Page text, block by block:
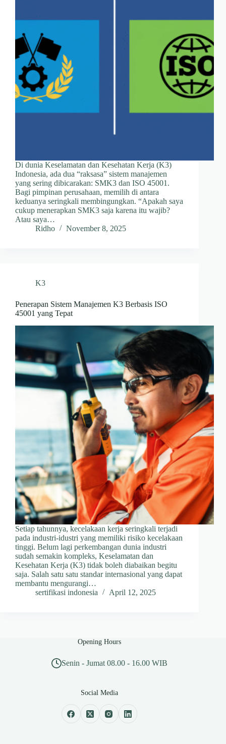
Di dunia Keselamatan dan Kesehatan Kerja (K3)
Indonesia, ada dua “raksasa” sistem manajemen
yang sering dibicarakan: SMK3 dan ISO 45001.
Bagi pimpinan perusahaan, memilih di antara
keduanya seringkali membingungkan. “Apakah saya
cukup menerapkan SMK3 saja karena itu wajib?
Atau saya…
Ridho
November 8, 2025
K3
Penerapan Sistem Manajemen K3 Berbasis ISO
45001 yang Tepat
Setiap tahunnya, kecelakaan kerja seringkali terjadi
pada industri-idustri yang memiliki risiko kecelakaan
tinggi. Belum lagi perkembangan dunia industri
sudah semakin kompleks, Keselamatan dan
Kesehatan Kerja (K3) tidak boleh diabaikan begitu
saja. Salah satu satu standar internasional yang dapat
membantu mengurangi…
sertifikasi indonesia
April 12, 2025
Opening Hours
Senin - Jumat 08.00 - 16.00 WIB
Social Media